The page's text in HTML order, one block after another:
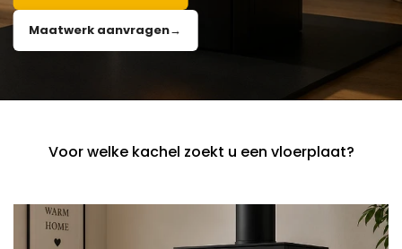
Maatwerk aanvragen→
Voor welke kachel zoekt u een vloerplaat?